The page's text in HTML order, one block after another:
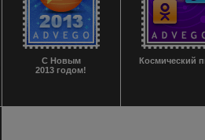
С Новым
2013 годом!
Космический